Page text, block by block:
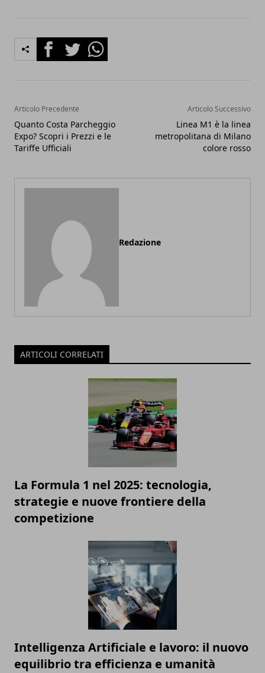
FacebookTwitterWhatsapp
Articolo Precedente
Quanto Costa Parcheggio
Expo? Scopri i Prezzi e le
Tariffe Ufficiali
Articolo Successivo
Linea M1 è la linea
metropolitana di Milano
colore rosso
Redazione
ARTICOLI CORRELATI
La Formula 1 nel 2025: tecnologia,
strategie e nuove frontiere della
competizione
Intelligenza Artificiale e lavoro: il nuovo
equilibrio tra efficienza e umanità